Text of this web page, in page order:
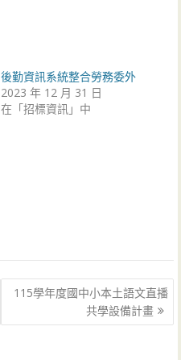
後勤資訊系統整合勞務委外
2023 年 12 月 31 日
在「招標資訊」中
115學年度國中小本土語文直播
共學設備計畫